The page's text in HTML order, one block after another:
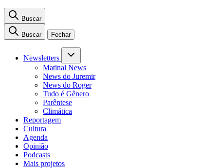
Buscar
Buscar Fechar
Newsletters
Matinal News
News do Juremir
News do Roger
Tudo é Gênero
Parêntese
Climática
Reportagem
Cultura
Agenda
Opinião
Podcasts
Mais projetos